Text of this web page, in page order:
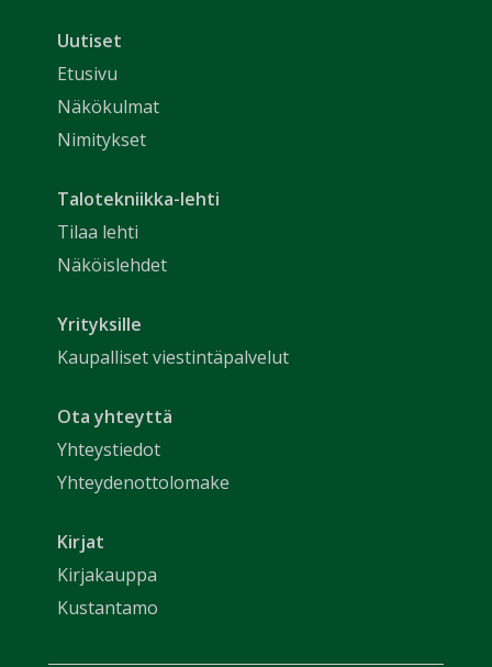
Uutiset
Etusivu
Näkökulmat
Nimitykset
Talotekniikka-lehti
Tilaa lehti
Näköislehdet
Yrityksille
Kaupalliset viestintäpalvelut
Ota yhteyttä
Yhteystiedot
Yhteydenottolomake
Kirjat
Kirjakauppa
Kustantamo